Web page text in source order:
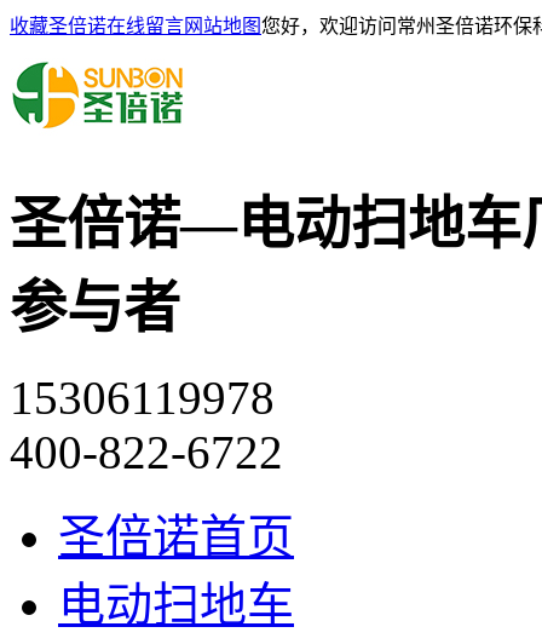
收藏圣倍诺在线留言网站地图您好，欢迎访问常州圣倍诺环保
圣倍诺—电动扫地车
参与者
15306119978
400-822-6722
圣倍诺首页
电动扫地车